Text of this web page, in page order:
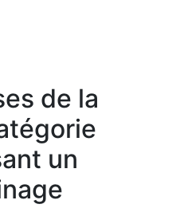
de la
un